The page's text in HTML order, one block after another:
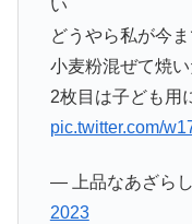
い
どうやら私が今
小麦粉混ぜて焼
2枚目は子ども用
pic.twitter.com/
— 上品なあざら
2023